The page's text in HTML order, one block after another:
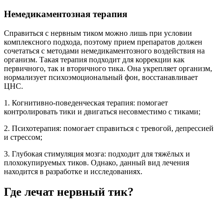
Немедикаментозная терапия
Справиться с нервным тиком можно лишь при условии
комплексного подхода, поэтому прием препаратов должен
сочетаться с методами немедикаментозного воздействия на
организм. Такая терапия подходит для коррекции как
первичного, так и вторичного тика. Она укрепляет организм,
нормализует психоэмоциональный фон, восстанавливает
ЦНС.
1. Когнитивно-поведенческая терапия: помогает
контролировать тики и двигаться несовместимо с тиками;
2. Психотерапия: помогает справиться с тревогой, депрессией
и стрессом;
3. Глубокая стимуляция мозга: подходит для тяжёлых и
плохокупируемых тиков. Однако, данный вид лечения
находится в разработке и исследованиях.
Где лечат нервный тик?